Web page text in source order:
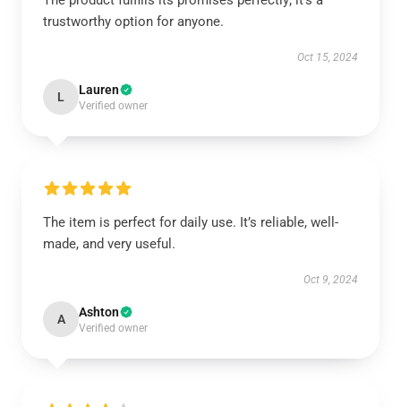
trustworthy option for anyone.
Oct 15, 2024
L Lauren
Verified owner
The item is perfect for daily use. It’s reliable, well-
made, and very useful.
Oct 9, 2024
A Ashton
Verified owner